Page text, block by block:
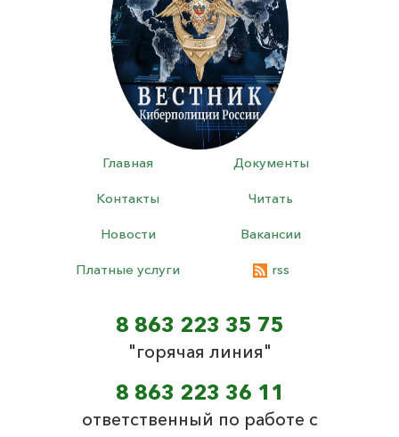
Главная Документы
Контакты Читать
Новости Вакансии
Платные услуги rss
8 863 223 35 75
"горячая линия"
8 863 223 36 11
ответственный по работе с